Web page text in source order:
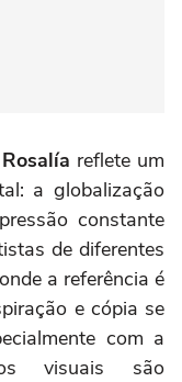
Rosalía reflete um
a globalização
constante
de diferentes
a referência é
e cópia se
com a
visuais são